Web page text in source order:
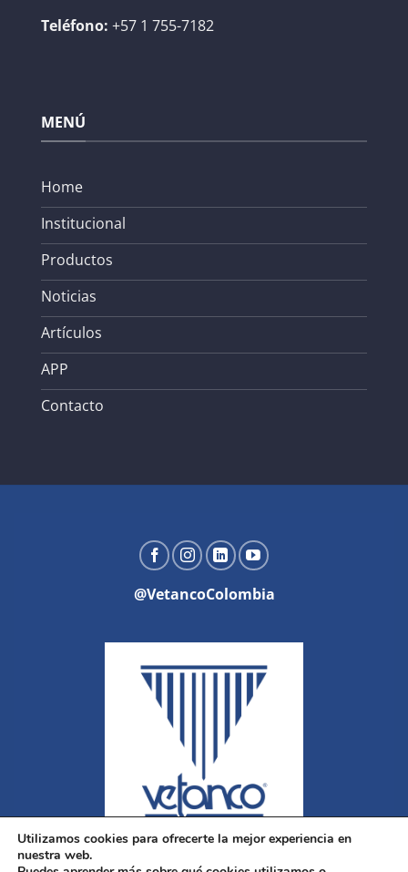
Teléfono: +57 1 755-7182
MENÚ
Home
Institucional
Productos
Noticias
Artículos
APP
Contacto
@VetancoColombia
Utilizamos cookies para ofrecerte la mejor experiencia en
nuestra web.